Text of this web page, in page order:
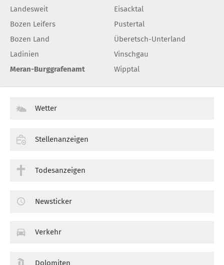
Landesweit
Bozen Leifers
Bozen Land
Ladinien
Meran-Burggrafenamt
Eisacktal
Pustertal
Überetsch-Unterland
Vinschgau
Wipptal
Wetter
Stellenanzeigen
Todesanzeigen
Newsticker
Verkehr
Dolomiten